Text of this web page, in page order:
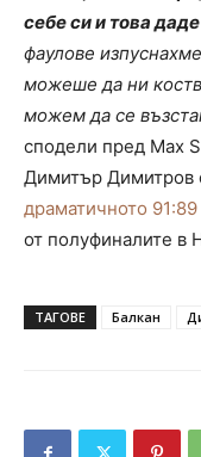
себе си и това
фаулове
можеше да ни
можем да се
сподели пред Max
Димитър Димитров
драматичното 91:89
от полуфиналите
ТАГОВЕ Балкан